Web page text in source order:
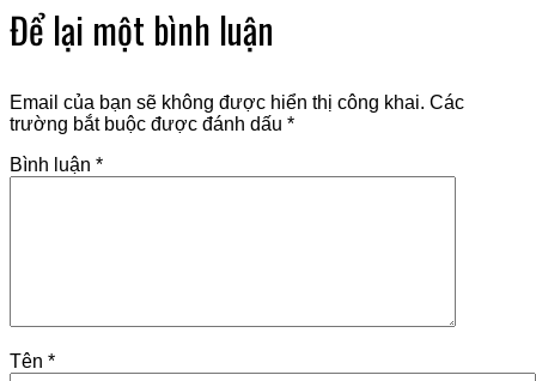
Để lại một bình luận
Email của bạn sẽ không được hiển thị công khai. Các
trường bắt buộc được đánh dấu *
Bình luận *
Tên *